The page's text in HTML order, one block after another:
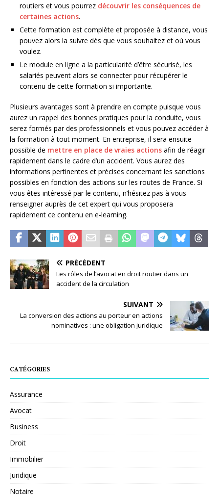
routiers et vous pourrez découvrir les conséquences de
certaines actions.
Cette formation est complète et proposée à distance, vous
pouvez alors la suivre dès que vous souhaitez et où vous
voulez.
Le module en ligne a la particularité d’être sécurisé, les
salariés peuvent alors se connecter pour récupérer le
contenu de cette formation si importante.
Plusieurs avantages sont à prendre en compte puisque vous
aurez un rappel des bonnes pratiques pour la conduite, vous
serez formés par des professionnels et vous pouvez accéder à
la formation à tout moment. En entreprise, il sera ensuite
possible de mettre en place de vraies actions afin de réagir
rapidement dans le cadre d’un accident. Vous aurez des
informations pertinentes et précises concernant les sanctions
possibles en fonction des actions sur les routes de France. Si
vous êtes intéressé par le contenu, n’hésitez pas à vous
renseigner auprès de cet expert qui vous proposera
rapidement ce contenu en e-learning.
PRÉCÉDENT
Les rôles de l’avocat en droit routier dans un
accident de la circulation
SUIVANT
La conversion des actions au porteur en actions
nominatives : une obligation juridique
CATÉGORIES
Assurance
Avocat
Business
Droit
Immobilier
Juridique
Notaire